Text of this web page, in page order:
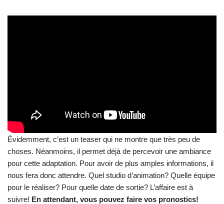
Évidemment, c’est un teaser qui ne montre que très peu de
choses. Néanmoins, il permet déjà de percevoir une ambiance
pour cette adaptation. Pour avoir de plus amples informations, il
nous fera donc attendre. Quel studio d’animation? Quelle équipe
pour le réaliser? Pour quelle date de sortie? L’affaire est à
suivre! En attendant, vous pouvez faire vos pronostics!